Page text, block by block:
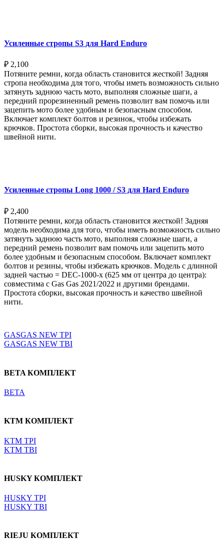
Усиленные стропы S3 для Hard Enduro
₽ 2,100
Потяните ремни, когда область становится жесткой! Задняя
стропа необходима для того, чтобы иметь возможность сильно
затянуть заднюю часть мото, выполняя сложные шаги, а
передний прорезиненный ремень позволит вам помочь или
зацепить мото более удобным и безопасным способом.
Включает комплект болтов и резинок, чтобы избежать
крючков. Простота сборки, высокая прочность и качество
швейной нити.
Усиленные стропы Long 1000 / S3 для Hard Enduro
₽ 2,400
Потяните ремни, когда область становится жесткой! Задняя
модель необходима для того, чтобы иметь возможность сильно
затянуть заднюю часть мото, выполняя сложные шаги, а
передний ремень позволит вам помочь или зацепить мото
более удобным и безопасным способом. Включает комплект
болтов и резины, чтобы избежать крючков. Модель с длинной
задней частью = DEC-1000-x (625 мм от центра до центра):
совместима с Gas Gas 2021/2022 и другими брендами.
Простота сборки, высокая прочность и качество швейной
нити.
GASGAS NEW TPI
GASGAS NEW TBI
BETA КОМПЛЕКТ
BETA
KTM КОМПЛЕКТ
KTM TPI
KTM TBI
HUSKY КОМПЛЕКТ
HUSKY TPI
HUSKY TBI
RIEJU КОМПЛЕКТ